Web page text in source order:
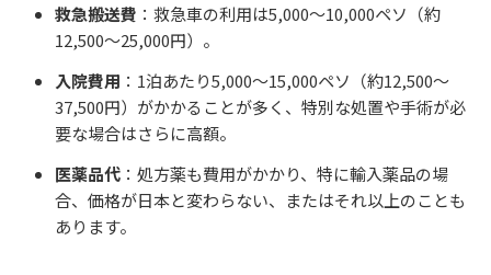
救急搬送費 ：救急車の利用は5,000〜10,000ペソ（約
12,500〜25,000円）。
入院費用 ：1泊あたり5,000〜15,000ペソ（約12,500〜
37,500円）がかかることが多く、特別な処置や手術が必
要な場合はさらに高額。
医薬品代：処方薬も費用がかかり、特に輸入薬品の場
合、価格が日本と変わらない、またはそれ以上のことも
あります。